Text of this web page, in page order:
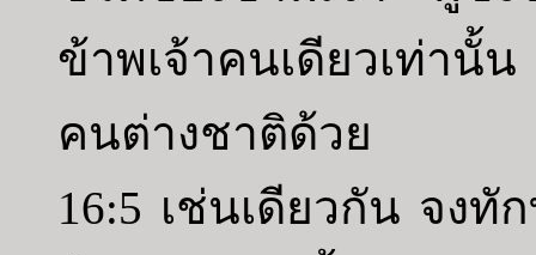
ข้าพเจ้าคนเดียวเท่านั้
คนต่างชาติด้วย
16:5 เช่นเดียวกัน จงทั